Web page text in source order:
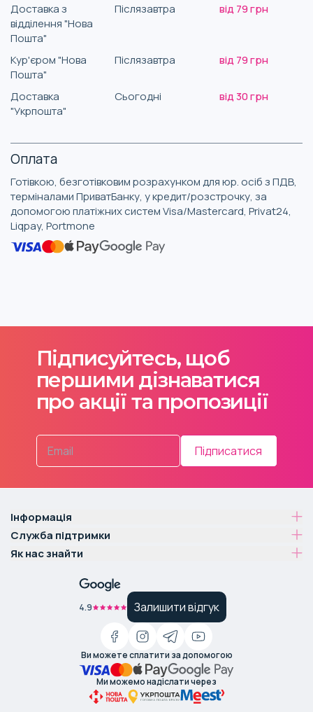
Доставка з
відділення "Нова
Пошта"
Післязавтра від 79 грн
Кур'єром "Нова
Пошта"
Післязавтра від 79 грн
Доставка
"Укрпошта"
Сьогодні від 30 грн
Оплата
Готівкою, безготівковим розрахунком для юр. осіб з ПДВ,
терміналами ПриватБанку, у кредит/розстрочку, за
допомогою платіжних систем Visa/Mastercard, Privat24,
Liqpay, Portmone
Підписуйтесь, щоб
першими дізнаватися
про акції та пропозиції
Підписатися
Інформація
Служба підтримки
Як нас знайти
4.9 Залишити відгук
Ви можете сплатити за допомогою
Ми можемо надіслати через